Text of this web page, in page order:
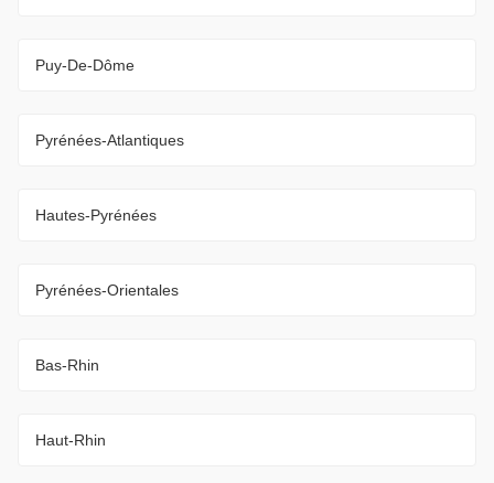
Puy-De-Dôme
Pyrénées-Atlantiques
Hautes-Pyrénées
Pyrénées-Orientales
Bas-Rhin
Haut-Rhin